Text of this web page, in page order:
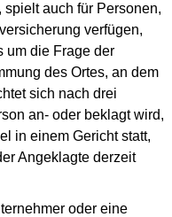
auch für Personen,
verfügen,
um die Frage der
des Ortes, an dem
sich nach drei
an- oder beklagt wird,
in einem Gericht statt,
Angeklagte derzeit
oder eine